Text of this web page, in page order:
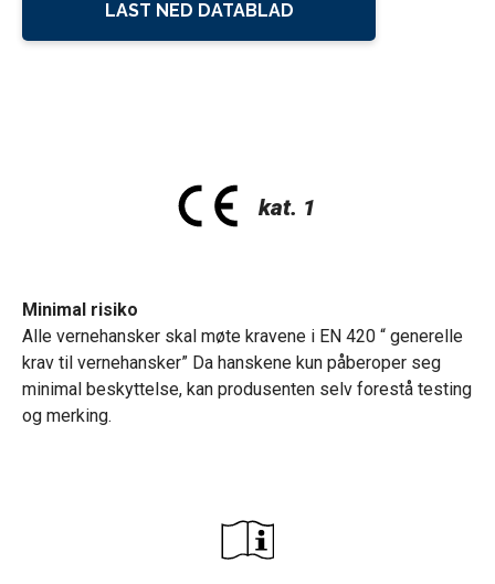
LAST NED DATABLAD
Minimal risiko
Alle vernehansker skal møte kravene i EN 420 “ generelle
krav til vernehansker” Da hanskene kun påberoper seg
minimal beskyttelse, kan produsenten selv forestå testing
og merking.